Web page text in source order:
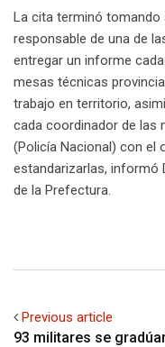
La cita terminó tomando
responsable de una de
entregar un informe
mesas técnicas
trabajo en territorio,
cada coordinador de las
(Policía Nacional) con el
estandarizarlas, informó
de la Prefectura.
Previous article
93 militares se